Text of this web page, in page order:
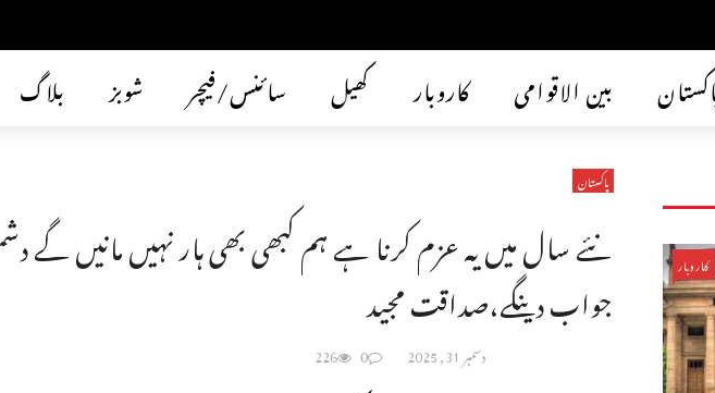
بلاگ شوبز سائنس/فیچر کھیل کاروبار بین الاقوامی
پاکستان
نئے سال میں یہ عزم کرنا ہے ہم کبھی بھی ہار نہیں مانیں گے
جواب دینگے،صداقت مجید
دسمبر 31, 2025 0
226
کاروبار